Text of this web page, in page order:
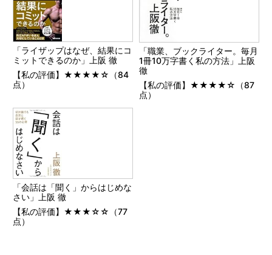
「ライザップはなぜ、結果にコ
ミットできるのか」上阪 徹
【私の評価】★★★★☆（84
点）
「職業、ブックライター。毎月
1冊10万字書く私の方法」上阪
徹
【私の評価】★★★★☆（87
点）
「会話は「聞く」からはじめな
さい」上阪 徹
【私の評価】★★★☆☆（77
点）